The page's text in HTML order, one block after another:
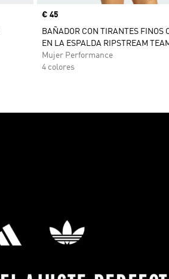
Precio
€ 45
BAÑADOR CON TIRANTES FINOS
EN LA ESPALDA RIPSTREAM
Mujer Performance
4 colores